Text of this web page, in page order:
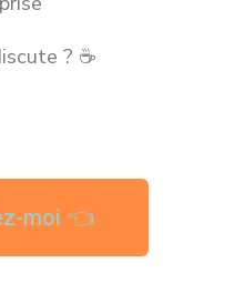
? ☕
moi 👈